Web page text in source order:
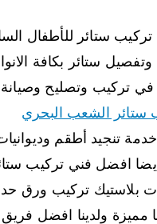
ستائر للأطفال
وتفصيل ستائر بكافة
تركيب وتصليح وصيانة
ستائر الشعب البحري
تنجيد أطقم
أيضا افضل فني تركيب
بلاستيك تركيب ورق
مميزة ولدينا افضل